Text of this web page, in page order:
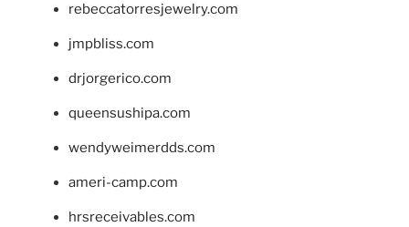
rebeccatorresjewelry.com
jmpbliss.com
drjorgerico.com
queensushipa.com
wendyweimerdds.com
ameri-camp.com
hrsreceivables.com